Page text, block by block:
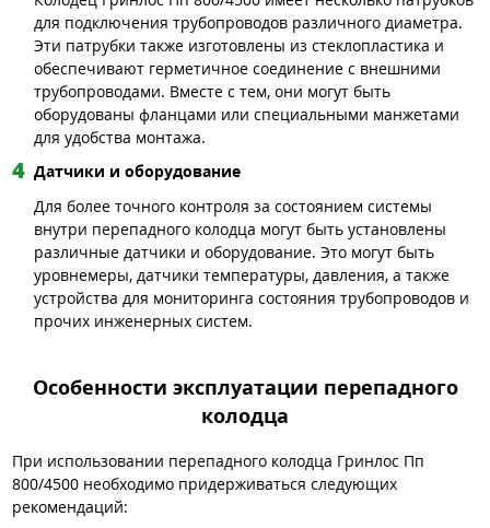
для подключения трубопроводов различного диаметра.
Эти патрубки также изготовлены из стеклопластика и
обеспечивают герметичное соединение с внешними
трубопроводами. Вместе с тем, они могут быть
оборудованы фланцами или специальными манжетами
для удобства монтажа.
Датчики и оборудование
Для более точного контроля за состоянием системы
внутри перепадного колодца могут быть установлены
различные датчики и оборудование. Это могут быть
уровнемеры, датчики температуры, давления, а также
устройства для мониторинга состояния трубопроводов и
прочих инженерных систем.
Особенности эксплуатации перепадного
колодца
При использовании перепадного колодца Гринлос Пп
800/4500 необходимо придерживаться следующих
рекомендаций: